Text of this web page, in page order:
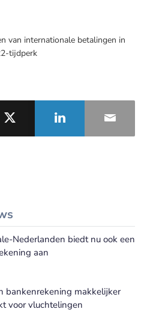
van internationale betalingen in
tijdperk
Meer Betaalrekening nieuws
Nederlanden biedt nu ook een
aan
bankenrekening makkelijker
voor vluchtelingen